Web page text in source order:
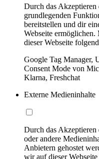
Durch das
grundlegenden
bereitstellen und dir
Webseite
dieser Webseite
Google Tag Manager,
Consent Mode von
Klarna, Freshchat
Externe Medieninhalte
Durch das
oder andere
Anbietern gehostet
wir auf dieser